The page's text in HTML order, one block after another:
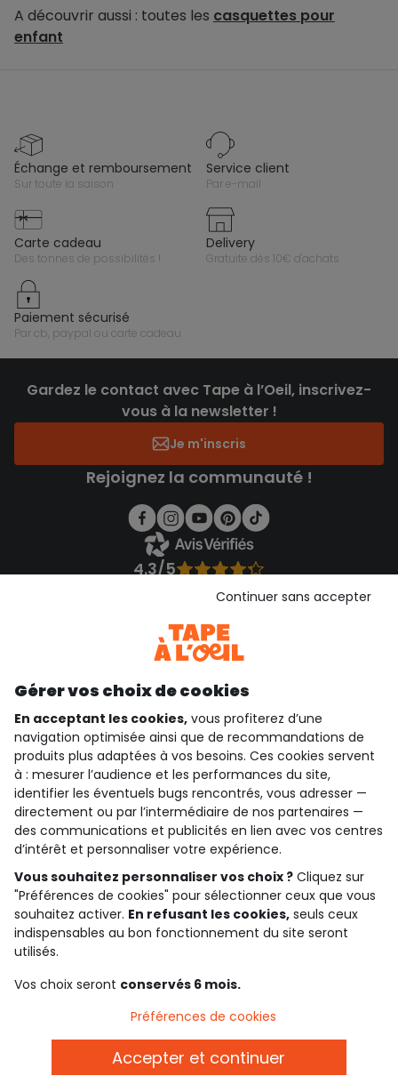
A découvrir aussi : toutes les casquettes pour
enfant
échange et remboursement
sur toute la saison
service client
par e-mail
carte cadeau
des tonnes de possibilités !
delivery
gratuite dès 10€ d'achats
paiement sécurisé
par cb, paypal ou carte cadeau
Gardez le contact avec Tape à l’Oeil, inscrivez-
vous à la newsletter !
Je m'inscris
Rejoignez la communauté !
4.3/5
Voir l’attestation de confiance
Téléchargez notre application
Découvrir notre application
qui sommes-nous ?
besoin d'aide ?
le club fidélité
notre catalogue
Conditions générales de ventes et d'utilisation
Politique de confidentialité
Cookies et données personnelles
Paramètres des cookies
Gérer vos choix de cookies
En acceptant les cookies, vous profiterez d’une
navigation optimisée ainsi que de recommandations de
produits plus adaptées à vos besoins. Ces cookies servent
à : mesurer l’audience et les performances du site,
identifier les éventuels bugs rencontrés, vous adresser —
directement ou par l’intermédiaire de nos partenaires —
des communications et publicités en lien avec vos centres
d’intérêt et personnaliser votre expérience.
Vous souhaitez personnaliser vos choix ? Cliquez sur
"Préférences de cookies" pour sélectionner ceux que vous
souhaitez activer. En refusant les cookies, seuls ceux
indispensables au bon fonctionnement du site seront
utilisés.
Vos choix seront conservés 6 mois.
Continuer sans accepter
Préférences de cookies
Accepter et continuer